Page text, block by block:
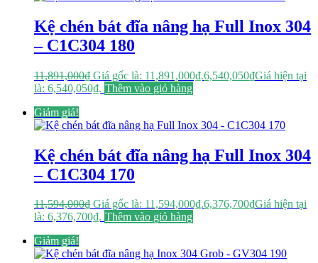
Kệ chén bát đĩa nâng hạ Full Inox 304
– C1C304 180
11,891,000₫ Giá gốc là: 11,891,000₫.6,540,050₫Giá hiện tại
là: 6,540,050₫. Thêm vào giỏ hàng
Giảm giá!
Kệ chén bát đĩa nâng hạ Full Inox 304
– C1C304 170
11,594,000₫ Giá gốc là: 11,594,000₫.6,376,700₫Giá hiện tại
là: 6,376,700₫. Thêm vào giỏ hàng
Giảm giá!